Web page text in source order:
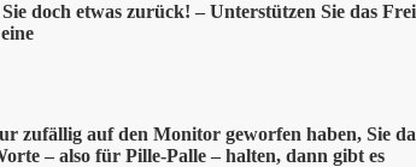
doch etwas zurück! – Unterstützen Sie das
zufällig auf den Monitor geworfen haben, Sie
– also für Pille-Palle – halten, dann gibt es